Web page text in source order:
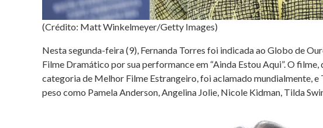
(Crédito: Matt Winkelmeyer/Getty Images)
Nesta segunda-feira (9), Fernanda Torres foi indicada ao Globo de
Filme Dramático por sua performance em “Ainda Estou Aqui”. O
categoria de Melhor Filme Estrangeiro, foi aclamado mundialmente,
peso como Pamela Anderson, Angelina Jolie, Nicole Kidman, Tilda